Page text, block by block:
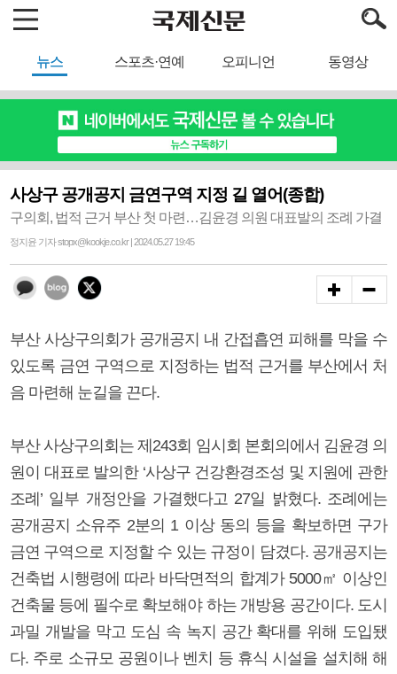
뉴스 스포츠·연예 오피니언 동영상
사상구 공개공지 금연구역 지정 길 열어(종합)
구의회, 법적 근거 부산 첫 마련…김윤경 의원 대표발의 조례 가결
정지윤 기자 stopx@kookje.co.kr | 2024.05.27 19:45
부산 사상구의회가 공개공지 내 간접흡연 피해를 막을 수
있도록 금연 구역으로 지정하는 법적 근거를 부산에서 처
음 마련해 눈길을 끈다.
부산 사상구의회는 제243회 임시회 본회의에서 김윤경 의
원이 대표로 발의한 ‘사상구 건강환경조성 및 지원에 관한
조례’ 일부 개정안을 가결했다고 27일 밝혔다. 조례에는
공개공지 소유주 2분의 1 이상 동의 등을 확보하면 구가
금연 구역으로 지정할 수 있는 규정이 담겼다. 공개공지는
건축법 시행령에 따라 바닥면적의 합계가 5000㎡ 이상인
건축물 등에 필수로 확보해야 하는 개방용 공간이다. 도시
과밀 개발을 막고 도심 속 녹지 공간 확대를 위해 도입됐
다. 주로 소규모 공원이나 벤치 등 휴식 시설을 설치해 해